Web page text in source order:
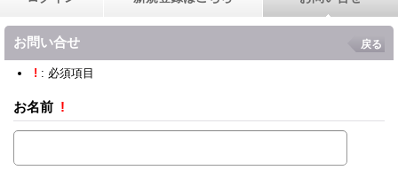
お問い合せ 戻る
! : 必須項目
お名前 !